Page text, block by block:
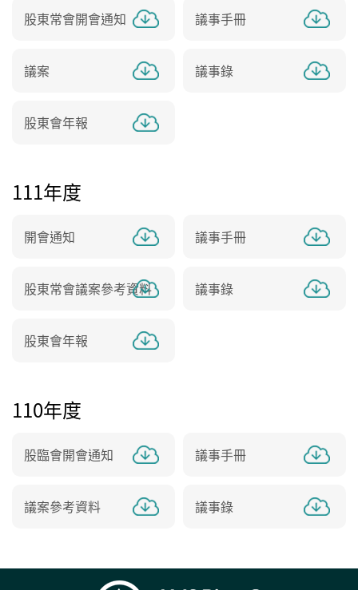
股東常會開會通知 議事手冊
議案 議事錄
股東會年報
111年度
開會通知 議事手冊
股東常會議案參考資料 議事錄
股東會年報
110年度
股臨會開會通知 議事手冊
議案參考資料 議事錄